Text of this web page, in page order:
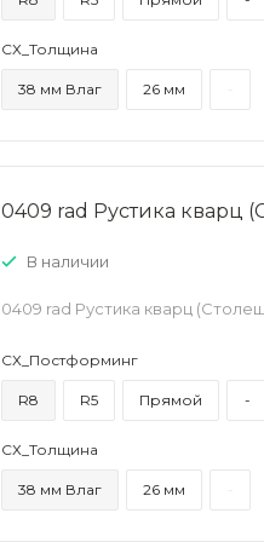
СХ_Толщина
38 мм Влаг 26 мм
0409 rad Рустика кварц
В наличии
0409 rad Рустика кварц
СХ_Постформинг
R8 R5 Прямой -
СХ_Толщина
38 мм Влаг 26 мм